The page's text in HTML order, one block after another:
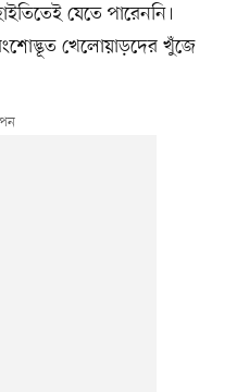
যেতে পারেননি।
খেলোয়াড়দের খুঁজে